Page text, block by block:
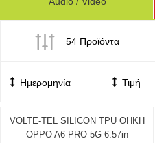
54 Προϊόντα
Ημερομηνία Τιμή
VOLTE-TEL SILICON TPU ΘΗΚΗ
OPPO A6 PRO 5G 6.57in